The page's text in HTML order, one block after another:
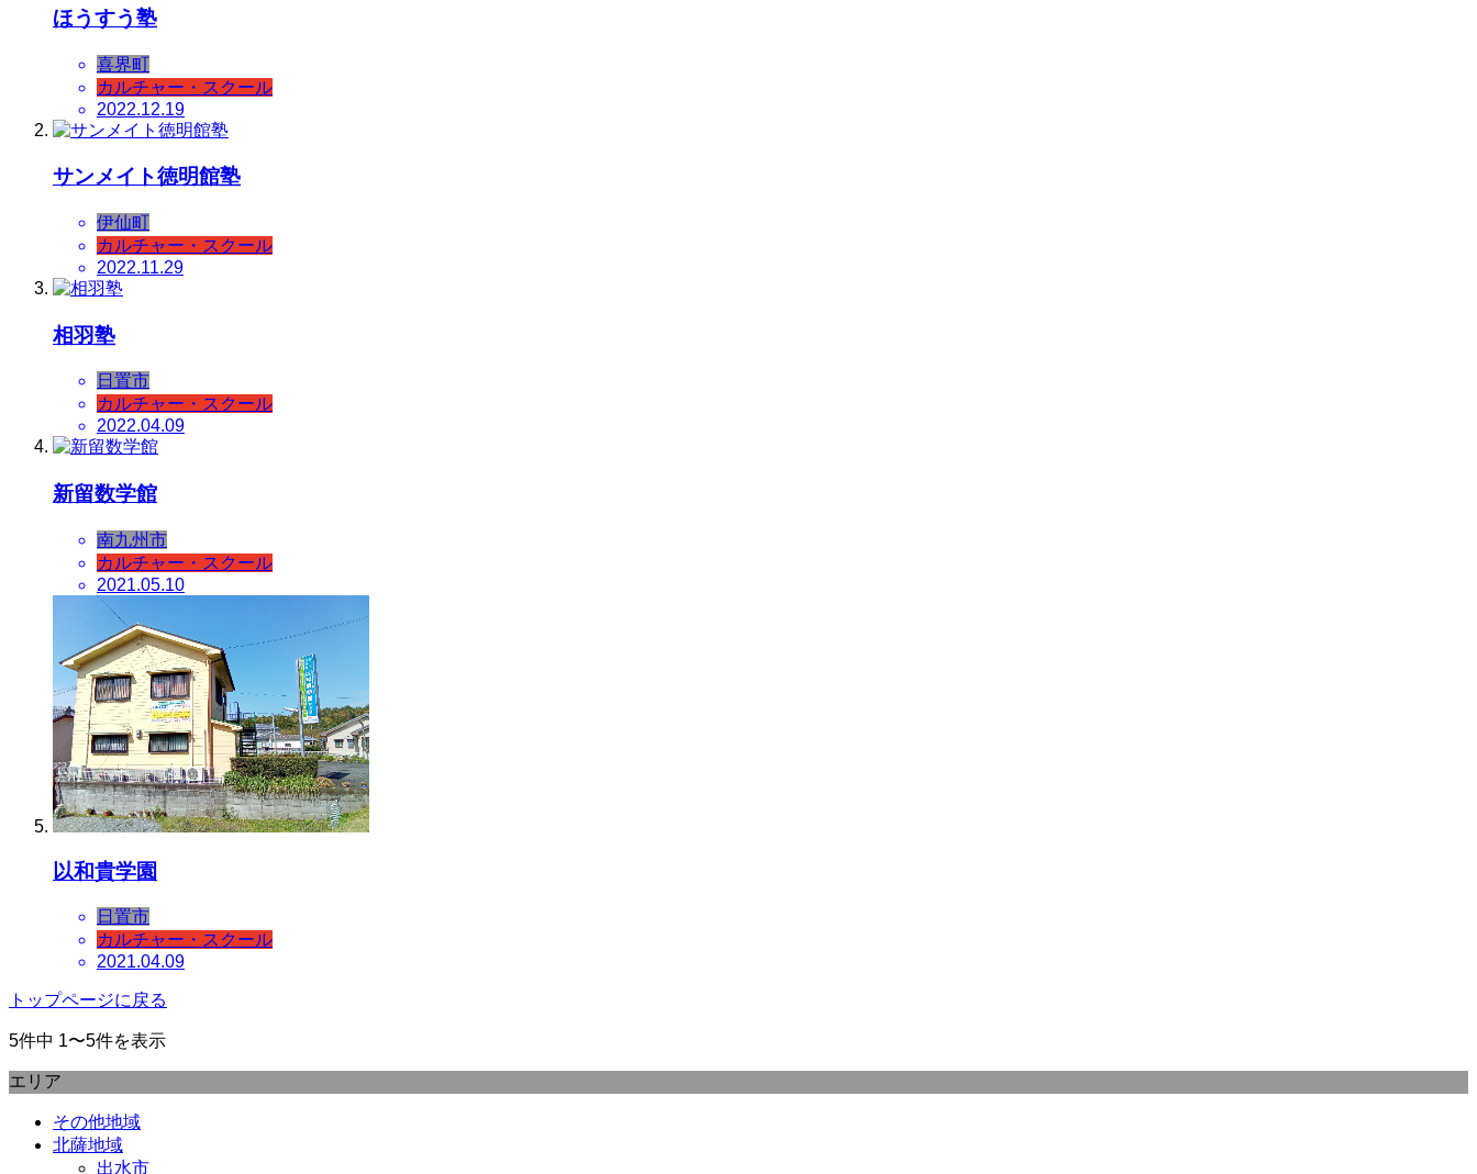
ほうすう塾
喜界町
カルチャー・スクール
2022.12.19
サンメイト徳明館塾
伊仙町
カルチャー・スクール
2022.11.29
相羽塾
日置市
カルチャー・スクール
2022.04.09
新留数学館
南九州市
カルチャー・スクール
2021.05.10
以和貴学園
日置市
カルチャー・スクール
2021.04.09
トップページに戻る
5件中 1〜5件を表示
エリア
その他地域
北薩地域
出水市